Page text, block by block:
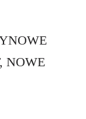
NOWE